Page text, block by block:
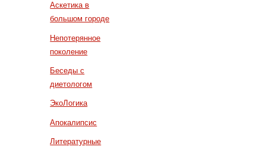
Аскетика в
большом городе
Непотерянное
поколение
Беседы с
диетологом
ЭкоЛогика
Апокалипсис
Литературные